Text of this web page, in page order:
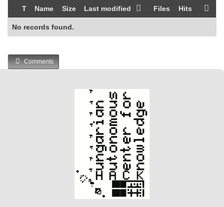
T Name Size Last modified Files Hits
No records found.
Comments